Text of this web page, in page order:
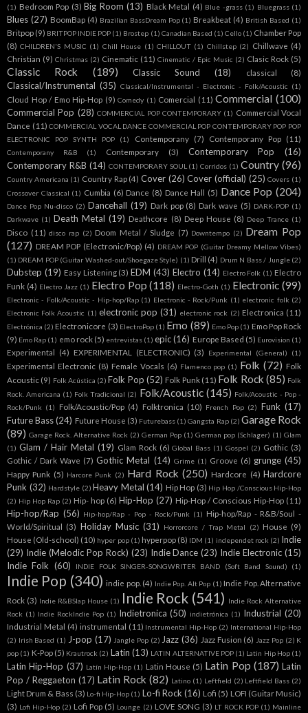
(1) Bedroom Pop (3) Big Room (13) Black Metal (4) Blue -grass (1) Bluegrass (1)
Blues (27) BoomBap (4) Brazilian BassDream Pop (1) Breakbeat (4) British Based (1)
Britpop (9) BRITPOP INDIE POP (1) Brostep (1) Canadian Based (1) Cello (1) Chamber Pop
(8) CHILDREN'S MUSIC (1) Chill House (1) CHILLOUT (1) Chillstep (2) Chillwave (4)
Christian (9) Christmas (2) Cinematic (11) Cinematic / Epic Music (2) Clasic Rock (5)
Classic Rock (189) Classic Sound (18) classical (8)
Classical/Instrumental (35) Classical/Instrumental - Electronic - Folk/Acoustic (1)
Cloud Hop / Emo Hip-Hop (9) Comedy (1) Comercial (11) Commercial (100)
Commercial Pop (28) COMMERCIAL POP CONTEMPORARY (1) Commercial Vocal
Dance (11) COMMERCIAL VOCAL DANCE COMMERCIAL POP CONTEMPORARY POP POP
ELECTRONIC POP SYNTH POP
(1) Contemporany (7) Contemporany Pop (11)
Contemporany R&B (1) Contemporary (3) Contemporary Pop
(16)
Contemporary R&B (14) CONTEMPORARY SOUL (1) Corridos (1) Country (96)
Country Americana (1) Country Rap (4) Cover (26) Cover (official) (25) Covers (1)
Crossover Classical (1) Cumbia (6) Dance (8) Dance Hall (5) Dance Pop (204)
Dance Pop Nu-disco (2) Dancehall (19) Dark pop (8) Dark wave (5) DARK-POP (1)
Darkwave (1) Death Metal (19) Deathcore (8) Deep House (8) Deep Trance (1)
Disco (11) disco rap (2) Doom Metal / Sludge (7) Downtempo (2) Dream Pop
(127) DREAM POP (Electronic/Pop) (4) DREAM POP (Guitar Dreamy Mellow Vibes)
(1) DREAM POP (Guitar Washed-out/Shoegaze Style) (1) Drill (4) Drum N Bass / Jungle (2)
Dubstep (19) Easy Listening (3) EDM (43) Electro (14) Electro Folk (1) Electro
Funk (4) Electro Jazz (1) Electro Pop (118) Electro-Goth (1) Electronic (99)
Electronic - Folk/Acoustic - Hip-hop/Rap (1) Electronic - Rock/Punk (1) electronic folk (2)
Electronic Folk Acoustic (1) electronic pop (31) electronic rock (2) Electronica (11)
Electrónica (2) Electronicore (3) ElectroPop (1) Emo (89) Emo Pop (1) Emo Pop Rock
(9) Emo Rap (1) emo rock (5) entrevistas (1) epic (16) Europe Based (5) Eurovision (1)
Experimental (4) EXPERIMENTAL (ELECTRONIC) (3) Experimental (General) (1)
Experimental Electronic (8) Female Vocals (6) Flamenco pop (1) Folk (72) Folk
Acoustic (9) Folk Acústica (2) Folk Pop (52) Folk Punk (11) Folk Rock (85) Folk
Rock. Americana (1) Folk Tradicional (2) Folk/Acoustic (145) Folk/Acoustic - Pop -
Rock/Punk (1) Folk/Acoustic/Pop (4) Folktronica (10) French Pop (2) Funk (17)
Future Bass (24) Future House (3) Futurebass (1) Gangsta Rap (2) Garage Rock
(89) Garage Rock. Alternative Rock (2) German Pop (1) German pop (Schlager) (1) Glam
(1) Glam / Hair Metal (19) Glam Rock (6) Global Bass (1) Gospel (2) Gothic (3)
Gothic / Dark Wave (7) Gothic Metal (14) Grime (1) Groove (6) grunge (45)
Happy Punk (5) Harcore Punk (2) Hard Rock (250) Hardcore (4) Hardcore
Punk (32) Hardstyle (2) Heavy Metal (14) Hip Hop (3) Hip Hop /Conscious Hip-Hop
(2) Hip Hop Rap (2) Hip- hop (6) Hip-Hop (27) Hip-Hop / Conscious Hip-Hop (11)
Hip-hop/Rap (56) Hip-hop/Rap - Pop - Rock/Punk (1) Hip-hop/Rap - R&B/Soul -
World/Spiritual (3) Holiday Music (31) Horrorcore / Trap Metal (2) House (9)
House (Old-school) (10) hyper pop (1) hyperpop (8) IDM (1) independet rock (2) Indie
(29) Indie (Melodic Pop Rock) (23) Indie Dance (23) Indie Electronic (15)
Indie Folk (60) INDIE FOLK SINGER-SONGWRITER BAND (Soft Band Sound) (1)
Indie Pop (340) indie pop. (4) Indie Pop. Alt Pop (1) Indie Pop. Alternative
Rock (3) Indie R&BSlap House (1) Indie Rock (541) Indie Rock Alternative
Rock (1) Indie RockIndie Pop (1) Indietronica (50) indietrónica (1) Industrial (20)
Industrial Metal (4) instrumental (11) Instrumental Hip-Hop (2) International Hip-Hop
(2) Irish Based (1) J-pop (17) Jangle Pop (2) Jazz (36) Jazz Fusion (6) Jazz Pop (2) K
pop (1) K-Pop (5) Krautrock (2) Latin (13) LATIN ALTERNATIVE POP (1) Latin Hip Hop (1)
Latin Hip-Hop (37) Latín Hip-Hop (1) Latin House (5) Latin Pop (187) Latin
Pop / Reggaeton (17) Latin Rock (82) Latino (1) Leftfield (2) Leftfield Bass (2)
Light Drum & Bass (3) Lo-fi Hip-Hop (1) Lo-fi Rock (16) Lofi (5) LOFI (Guitar Music)
(3) Lofi Hip-Hop (2) Lofi Pop (5) Lounge (2) LOVE SONG (3) LT ROCK POP (1) Mainline